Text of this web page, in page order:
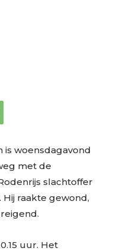
is woensdagavond
met de
slachtoffer
raakte gewond,
uur. Het